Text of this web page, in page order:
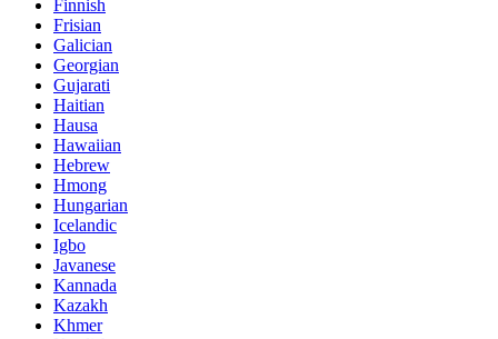
Finnish
Frisian
Galician
Georgian
Gujarati
Haitian
Hausa
Hawaiian
Hebrew
Hmong
Hungarian
Icelandic
Igbo
Javanese
Kannada
Kazakh
Khmer